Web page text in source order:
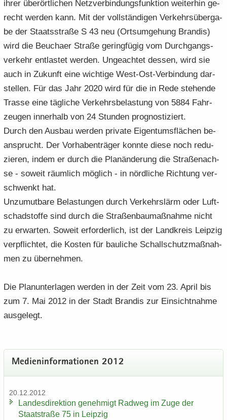
ihrer über­ört­li­chen Netz­ver­bin­dungs­funk­ti­on wei­ter­hin ge­
recht wer­den kann. Mit der voll­stän­di­gen Ver­kehrs­über­ga­
be der Staats­stra­ße S 43 neu (Orts­um­ge­hung Bran­dis)
wird die Beu­cha­er Stra­ße ge­ring­fü­gig vom Durch­gangs­
ver­kehr ent­las­tet wer­den. Un­ge­ach­tet des­sen, wird sie
auch in Zu­kunft eine wich­ti­ge West-​Ost-Verbindung dar­
stel­len. Für das Jahr 2020 wird für die in Rede ste­hen­de
Tras­se eine täg­li­che Ver­kehrs­be­las­tung von 5884 Fahr­
zeu­gen in­ner­halb von 24 Stun­den pro­gnos­ti­ziert.
Durch den Aus­bau wer­den pri­va­te Ei­gen­tums­flä­chen be­
an­sprucht. Der Vor­ha­ben­trä­ger konn­te diese noch re­du­
zie­ren, indem er durch die Plan­än­de­rung die Stra­ßen­ach­
se - so­weit räum­lich mög­lich - in nörd­li­che Rich­tung ver­
schwenkt hat.
Un­zu­mut­ba­re Be­las­tun­gen durch Ver­kehrs­lärm oder Luft­
schad­stof­fe sind durch die Stra­ßen­bau­maß­nah­me nicht
zu er­war­ten. So­weit er­for­der­lich, ist der Land­kreis Leip­zig
ver­pflich­tet, die Kos­ten für bau­li­che Schall­schutz­maß­nah­
men zu über­neh­men.
Die Plan­un­ter­la­gen wer­den in der Zeit vom 23. April bis
zum 7. Mai 2012 in der Stadt Bran­dis zur Ein­sicht­nah­me
aus­ge­legt.
Me­di­en­in­for­ma­tio­nen 2012
20.12.2012
Lan­des­di­rek­ti­on ge­neh­migt Rad­weg im Zuge der
Staat­stra­ße 75 in Leip­zig